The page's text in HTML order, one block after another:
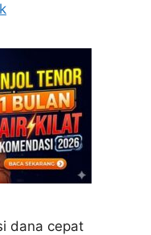
dana cepat